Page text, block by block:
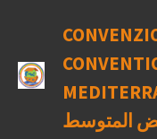
contenuto
principale
المتوسط